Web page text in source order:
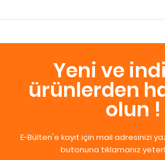
Yeni ve
ürünlerden
olun !
E-Bülten'e kayıt için mail adresinizi
butonuna tıklamanız